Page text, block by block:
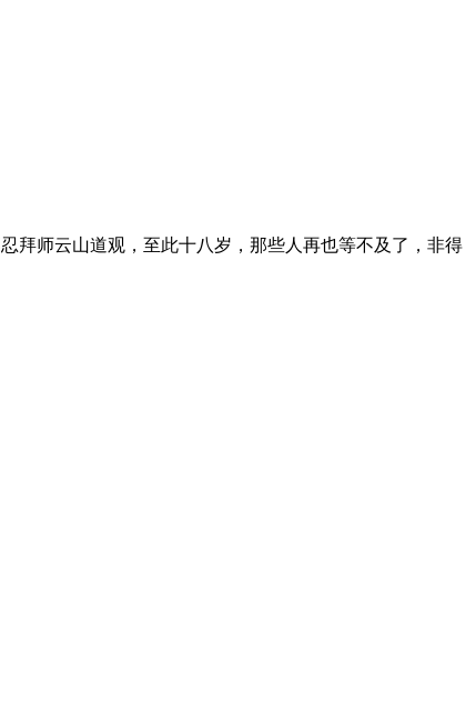
拜师云山道观，至此十八岁，那些人再也等不及了，非得